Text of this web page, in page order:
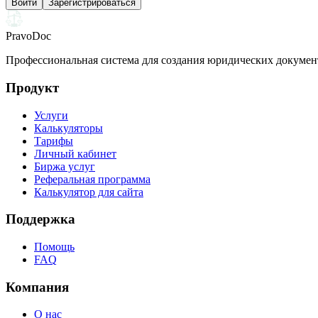
Войти Зарегистрироваться
PravoDoc
Профессиональная система для создания юридических
Продукт
Услуги
Калькуляторы
Тарифы
Личный кабинет
Биржа услуг
Реферальная программа
Калькулятор для сайта
Поддержка
Помощь
FAQ
Компания
О нас